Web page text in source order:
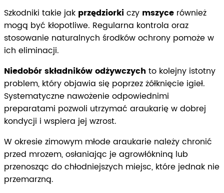
Szkodniki takie jak przędziorkiczy mszyce również
mogą być kłopotliwe. Regularna kontrola oraz
stosowanie naturalnych środków ochrony pomoże w
ich eliminacji.
Niedobór składników odżywczych to kolejny istotny
problem, który objawia się poprzez żółknięcie igieł.
Systematyczne nawożenie odpowiednimi
preparatami pozwoli utrzymać araukarię w dobrej
kondycji i wspiera jej wzrost.
W okresie zimowym młode araukarie należy chronić
przed mrozem, osłaniając je agrowłókniną lub
przenosząc do chłodniejszych miejsc, które jednak nie
przemarzną.